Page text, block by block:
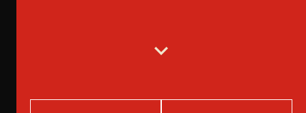
expand_more